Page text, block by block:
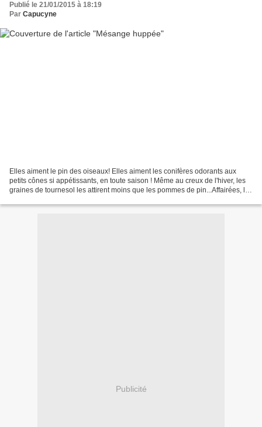
Publié le 21/01/2015 à 18:19
Par Capucyne
Elles aiment le pin des oiseaux! Elles aiment les conifères odorants aux
petits cônes si appétissants, en toute saison ! Même au creux de l'hiver, les
graines de tournesol les attirent moins que les pommes de pin...Affairées, la
Publicité